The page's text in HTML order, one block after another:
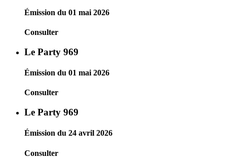
Émission du 01 mai 2026
Consulter
Le Party 969
Émission du 01 mai 2026
Consulter
Le Party 969
Émission du 24 avril 2026
Consulter